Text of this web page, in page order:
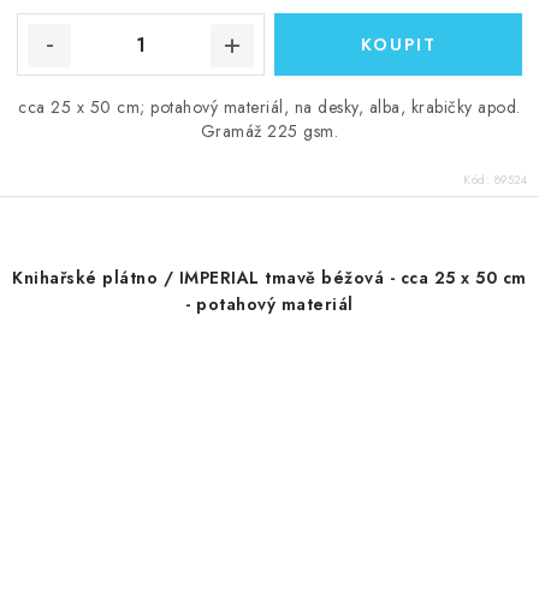
cca 25 x 50 cm; potahový materiál, na desky, alba, krabičky apod.
Gramáž 225 gsm.
Kód: 89524
Knihařské plátno / IMPERIAL tmavě béžová - cca 25 x 50 cm
- potahový materiál